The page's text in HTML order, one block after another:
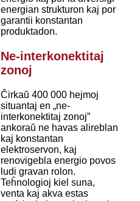
energian strukturon kaj por
garantii konstantan
produktadon.
Ne-interkonektitaj
zonoj
Ĉirkaŭ 400 000 hejmoj
situantaj en „ne-
interkonektitaj zonoj”
ankoraŭ ne havas alireblan
kaj konstantan
elektroservon, kaj
renovigebla energio povos
ludi gravan rolon.
Teĥnologioj kiel suna,
venta kaj akva estas